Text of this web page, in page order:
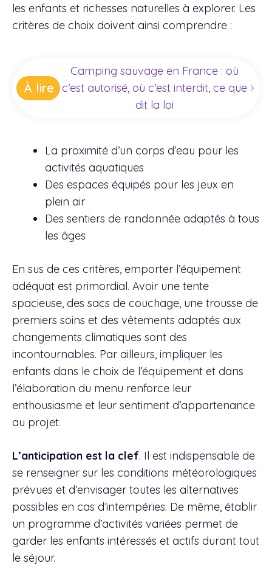
les enfants et richesses naturelles à explorer. Les
critères de choix doivent ainsi comprendre :
À lire
Camping sauvage en France : où
c’est autorisé, où c’est interdit, ce que
dit la loi
La proximité d’un corps d’eau pour les
activités aquatiques
Des espaces équipés pour les jeux en
plein air
Des sentiers de randonnée adaptés à tous
les âges
En sus de ces critères, emporter l’équipement
adéquat est primordial. Avoir une tente
spacieuse, des sacs de couchage, une trousse de
premiers soins et des vêtements adaptés aux
changements climatiques sont des
incontournables. Par ailleurs, impliquer les
enfants dans le choix de l’équipement et dans
l’élaboration du menu renforce leur
enthousiasme et leur sentiment d’appartenance
au projet.
L’anticipation est la clef. Il est indispensable de
se renseigner sur les conditions météorologiques
prévues et d’envisager toutes les alternatives
possibles en cas d’intempéries. De même, établir
un programme d’activités variées permet de
garder les enfants intéressés et actifs durant tout
le séjour.